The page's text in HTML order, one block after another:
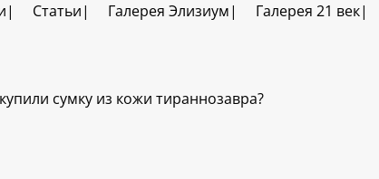
Статьи Галерея Элизиум Галерея 21 век
сумку из кожи тираннозавра?